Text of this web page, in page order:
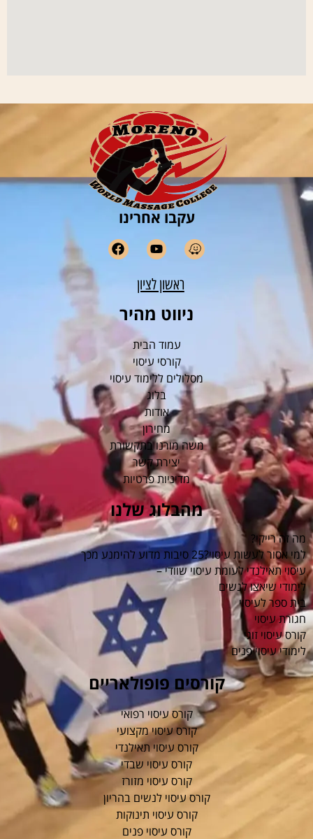
עקבו אחרינו
ראשון לציון
ניווט מהיר
עמוד הבית
קורסי עיסוי
מסלולים ללימוד עיסוי
בלוג
אודות
מחירון
משה מורנו בתקשורת
יצירת קשר
מדיניות פרטיות
מהבלוג שלנו
מה זה רייקי?
למי אסור לעשות עיסוי?25 סיבות מדוע להימנע מכך
עיסוי תאילנדי לעומת עיסוי שוודי –
לימודי שיאצו לנשים
בית ספר לעיסוי
חגורת עיסוי
קורס עיסוי זוגי
לימודי עיסוי פנים
קורסים פופולאריים
קורס עיסוי רפואי
קורס עיסוי מקצועי
קורס עיסוי תאילנדי
קורס עיסוי שבדי
קורס עיסוי מזורז
קורס עיסוי לנשים בהריון
קורס עיסוי תינוקות
קורס עיסוי פנים